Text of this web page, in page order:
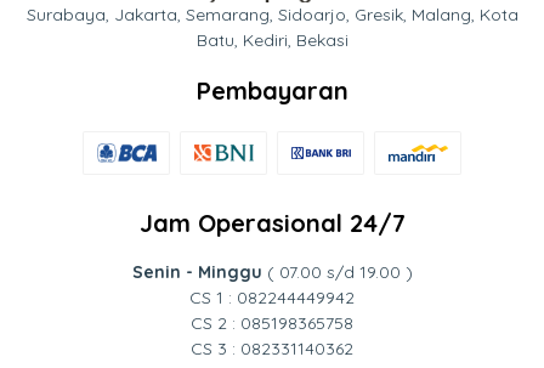
Surabaya, Jakarta, Semarang, Sidoarjo, Gresik, Malang, Kota
Batu, Kediri, Bekasi
Pembayaran
Jam Operasional 24/7
Senin - Minggu ( 07.00 s/d 19.00 )
CS 1 : 082244449942
CS 2 : 085198365758
CS 3 : 082331140362